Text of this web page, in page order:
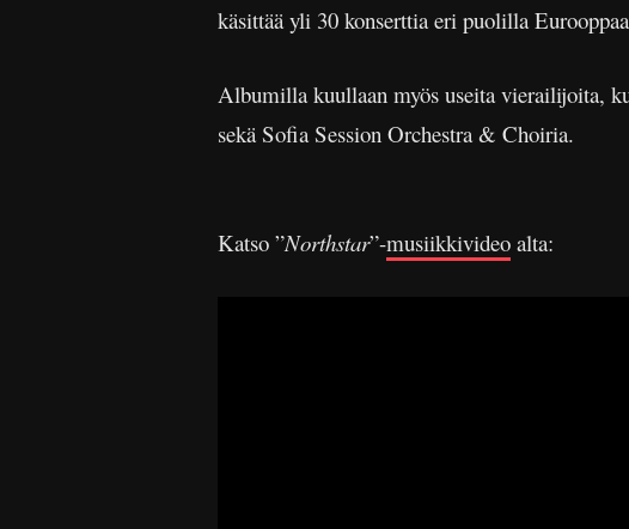
käsittää yli 30 konserttia eri puolilla
Albumilla kuullaan myös useita vierailijoita,
sekä Sofia Session Orchestra & Choiria.
Katso ”Northstar”-musiikkivideo alta: